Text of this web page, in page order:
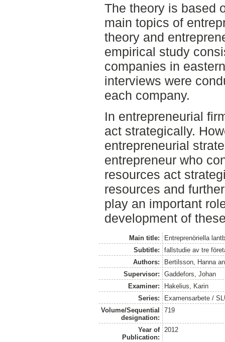
The theory is based
main topics of
theory and
empirical study
companies in
interviews were
each company.
In entrepreneurial
act strategically.
entrepreneurial
entrepreneur who
resources act
resources and
play an important
development of
Main title:
Entreprenöriella
Subtitle:
fallstudie av tre
Authors:
Bertilsson, Hanna
Supervisor:
Gaddefors, Johan
Examiner:
Hakelius, Karin
Series:
Examensarbete /
Volume/Sequential
designation:
719
Year of
Publication:
2012